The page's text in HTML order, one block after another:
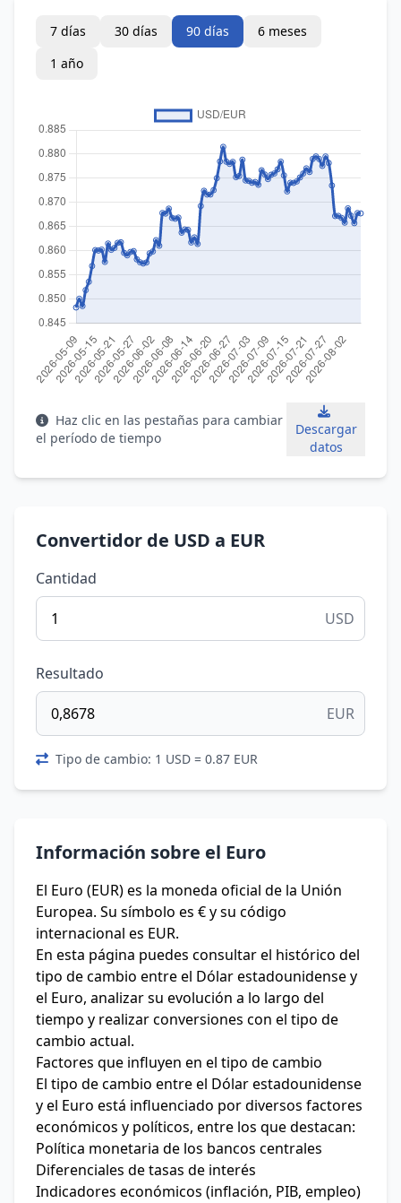
7 días 30 días 90 días
6 meses
1 año
Haz clic en las pestañas para cambiar
el período de tiempo
Descargar
datos
Convertidor de USD a EUR
Cantidad
USD
Resultado
EUR
Tipo de cambio: 1 USD = 0.87 EUR
Información sobre el Euro
El Euro (EUR) es la moneda oficial de la Unión
Europea. Su símbolo es € y su código
internacional es EUR.
En esta página puedes consultar el histórico del
tipo de cambio entre el Dólar estadounidense y
el Euro, analizar su evolución a lo largo del
tiempo y realizar conversiones con el tipo de
cambio actual.
Factores que influyen en el tipo de cambio
El tipo de cambio entre el Dólar estadounidense
y el Euro está influenciado por diversos factores
económicos y políticos, entre los que destacan:
Política monetaria de los bancos centrales
Diferenciales de tasas de interés
Indicadores económicos (inflación, PIB, empleo)